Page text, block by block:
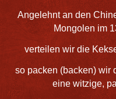
Angelehnt an den
Mongolen im
verteilen wir die
so packen (backen) wir
eine witzige,